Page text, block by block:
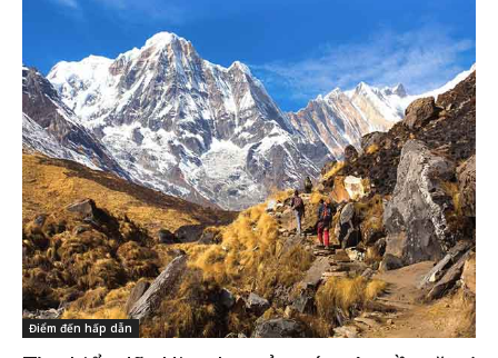
Điểm đến hấp dẫn